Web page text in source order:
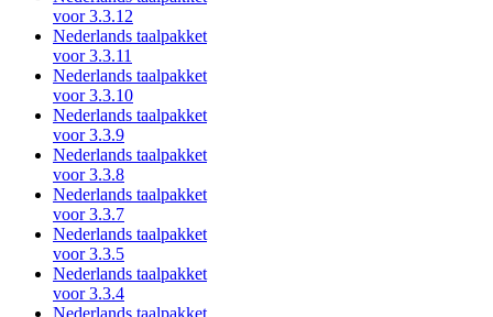
voor 3.3.12
Nederlands taalpakket
voor 3.3.11
Nederlands taalpakket
voor 3.3.10
Nederlands taalpakket
voor 3.3.9
Nederlands taalpakket
voor 3.3.8
Nederlands taalpakket
voor 3.3.7
Nederlands taalpakket
voor 3.3.5
Nederlands taalpakket
voor 3.3.4